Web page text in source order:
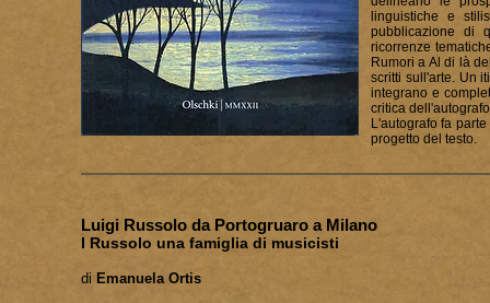
linguistiche e
pubblicazione di
ricorrenze
Rumori a Al di là
scritti sull'arte. Un
integrano e
critica
L'autografo fa
progetto del testo.
Luigi Russolo da Portogruaro a Milano
I Russolo una famiglia di musicisti
di Emanuela Ortis